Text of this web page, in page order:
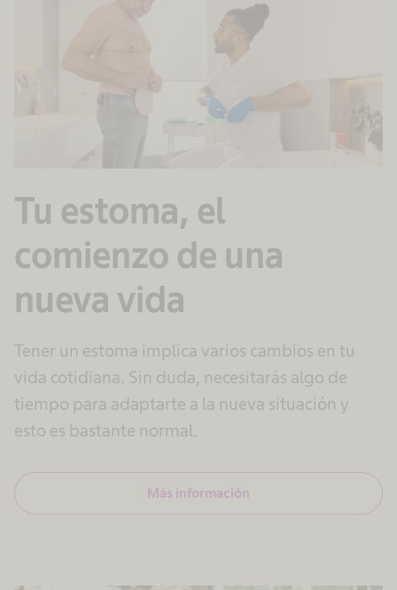
Tu estoma, el
comienzo de una
nueva vida
Tener un estoma implica varios cambios en tu
vida cotidiana. Sin duda, necesitarás algo de
tiempo para adaptarte a la nueva situación y
esto es bastante normal.
Más información